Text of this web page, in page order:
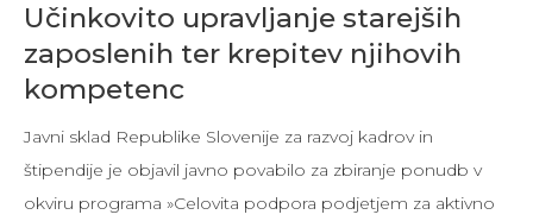
Učinkovito upravljanje starejših
zaposlenih ter krepitev njihovih
kompetenc
Javni sklad Republike Slovenije za razvoj kadrov in
štipendije je objavil javno povabilo za zbiranje ponudb v
okviru programa »Celovita podpora podjetjem za aktivno